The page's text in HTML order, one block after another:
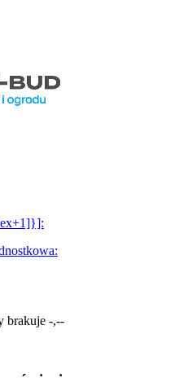
brakuje -,--